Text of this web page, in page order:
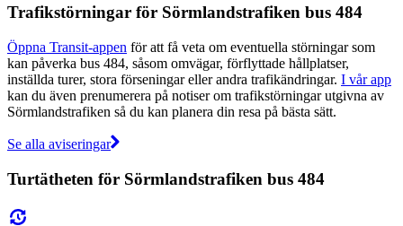
Trafikstörningar för Sörmlandstrafiken bus 484
Öppna Transit-appen för att få veta om eventuella störningar som
kan påverka bus 484, såsom omvägar, förflyttade hållplatser,
inställda turer, stora förseningar eller andra trafikändringar. I vår app
kan du även prenumerera på notiser om trafikstörningar utgivna av
Sörmlandstrafiken så du kan planera din resa på bästa sätt.
Se alla aviseringar
Turtätheten för Sörmlandstrafiken bus 484